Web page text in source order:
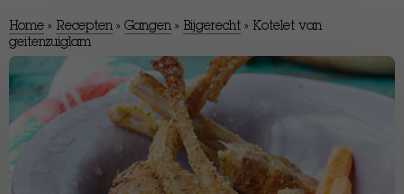
Home » Recepten » Gangen » Bijgerecht » Kotelet van
geitenzuiglam